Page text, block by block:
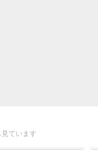
ています